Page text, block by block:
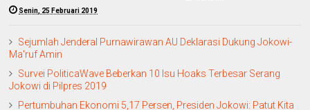
Senin, 25 Februari 2019
Sejumlah Jenderal Purnawirawan AU Deklarasi Dukung Jokowi-
Ma'ruf Amin
Survei PoliticaWave Beberkan 10 Isu Hoaks Terbesar Serang
Jokowi di Pilpres 2019
Pertumbuhan Ekonomi 5,17 Persen, Presiden Jokowi: Patut Kita